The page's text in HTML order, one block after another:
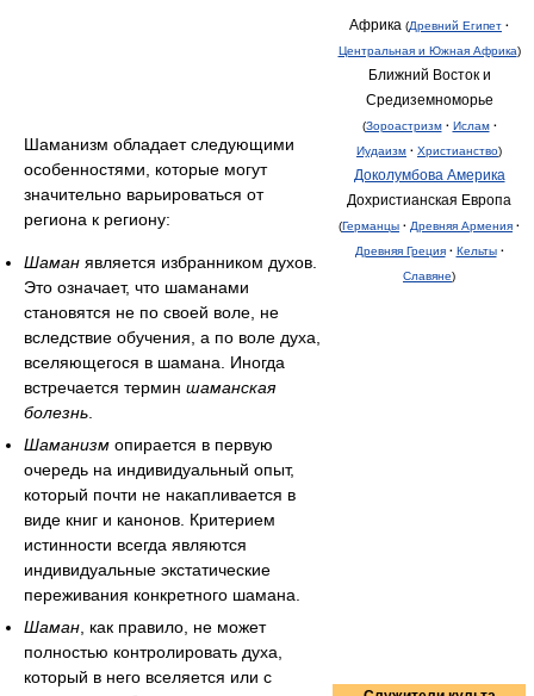
Африка (Древний Египет ·
Центральная и Южная Африка)
Ближний Восток и
Средиземноморье
(Зороастризм· Ислам·
Иудаизм · Христианство)
Доколумбова Америка
Дохристианская Европа
(Германцы · Древняя Армения ·
Древняя Греция· Кельты·
Славяне)
Шаманизм обладает следующими
особенностями, которые могут
значительно варьироваться от
региона к региону:
Шаман является избранником духов.
Это означает, что шаманами
становятся не по своей воле, не
вследствие обучения, а по воле духа,
вселяющегося в шамана. Иногда
встречается термин шаманская
болезнь
Шаманизм опирается в первую
очередь на индивидуальный опыт,
который почти не накапливается в
виде книг и канонов. Критерием
истинности всегда являются
индивидуальные экстатические
переживания конкретного шамана.
Шаман , как правило, не может
полностью контролировать духа,
который в него вселяется или с